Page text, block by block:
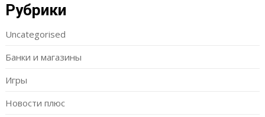
Рубрики
Uncategorised
Банки и магазины
Игры
Новости плюс